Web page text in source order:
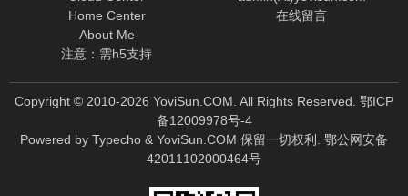
Home Center
About Me
注意：需h5支持
在线留言
Copyright © 2010-2026 YoviSun.COM. All Rights Reserved. 鄂ICP
备12009978号-4
Powered by Typecho & YoviSun.COM 保留一切权利. 鄂公网安备
42011102000464号